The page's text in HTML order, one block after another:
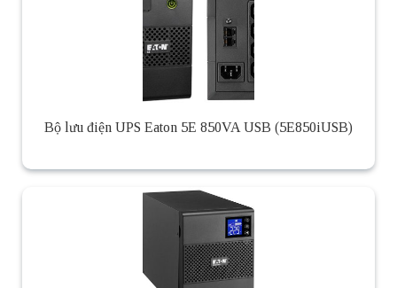
Bộ lưu điện UPS Eaton 5E 850VA USB (5E850iUSB)